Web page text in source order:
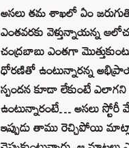
అసలు తమ శాఖలో ఏం
ఎంతవరకు వెళ్తున్నాయన్న
చంద్రబాబు ఎంతగా
ధోరణితో ఉంటున్నారన్న
స్పందన కూడా లేకుంటే ఎలాగని
ఉంటున్నారంటే… అసలు
ఇప్పుడు తాము రెచ్చిపోయి